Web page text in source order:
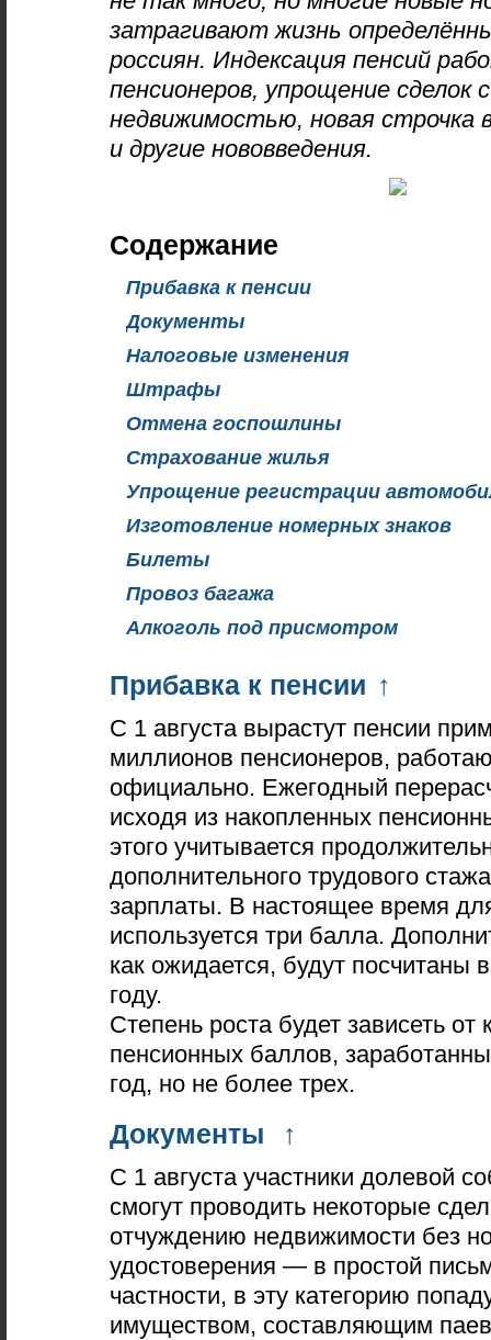
затрагивают жизнь
россиян. Индексация пенсий
пенсионеров, упрощение сделок
недвижимостью, новая строчка
и другие нововведения.
Содержание
Прибавка к пенсии
Документы
Налоговые изменения
Штрафы
Отмена госпошлины
Страхование жилья
Упрощение регистрации
Изготовление номерных знаков
Билеты
Провоз багажа
Алкоголь под присмотром
Прибавка к пенсии ↑
С 1 августа вырастут пенсии
миллионов пенсионеров,
официально. Ежегодный
исходя из накопленных
этого учитывается
дополнительного трудового
зарплаты. В настоящее время
используется три балла.
как ожидается, будут
году.
Степень роста будет зависеть от
пенсионных баллов,
год, но не более трех.
Документы ↑
С 1 августа участники долевой
смогут проводить некоторые
отчуждению недвижимости без
удостоверения — в простой
частности, в эту категорию
имуществом, составляющим